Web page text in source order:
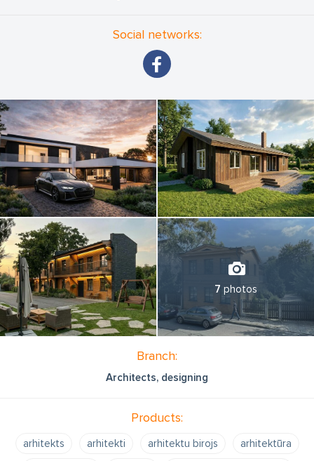
Social networks:
7 photos
Branch:
Architects, designing
Products:
arhitekts arhitekti arhitektu birojs
arhitektūra